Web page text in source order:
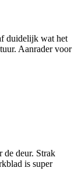
duidelijk wat het
Aanrader voor
de deur. Strak
is super